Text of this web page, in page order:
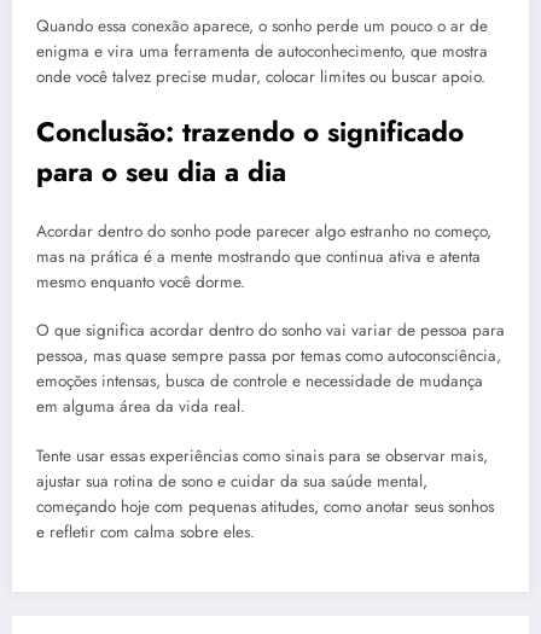
Quando essa conexão aparece, o sonho perde um pouco o ar de
enigma e vira uma ferramenta de autoconhecimento, que mostra
onde você talvez precise mudar, colocar limites ou buscar apoio.
Conclusão: trazendo o significado
para o seu dia a dia
Acordar dentro do sonho pode parecer algo estranho no começo,
mas na prática é a mente mostrando que continua ativa e atenta
mesmo enquanto você dorme.
O que significa acordar dentro do sonho vai variar de pessoa para
pessoa, mas quase sempre passa por temas como autoconsciência,
emoções intensas, busca de controle e necessidade de mudança
em alguma área da vida real.
Tente usar essas experiências como sinais para se observar mais,
ajustar sua rotina de sono e cuidar da sua saúde mental,
começando hoje com pequenas atitudes, como anotar seus sonhos
e refletir com calma sobre eles.